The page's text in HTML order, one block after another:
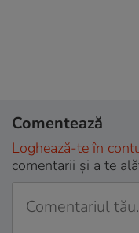
Comentează
Loghează-te în
comentarii și a te